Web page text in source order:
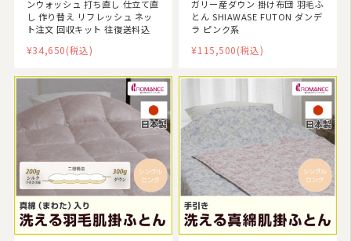
ンウォッシュ 打ち直し 仕立て直
し 作り替え リフレッシュ ネッ
ト注文 回収キット 往復送料込
¥34,650(税込)
ガリー産ダウン 掛け布団 羽毛ふ
とん SHIAWASE FUTON ダンデ
ラ ピンク系
¥115,500(税込)